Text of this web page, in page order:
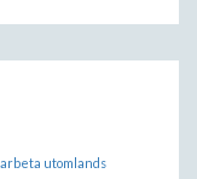
arbeta utomlands